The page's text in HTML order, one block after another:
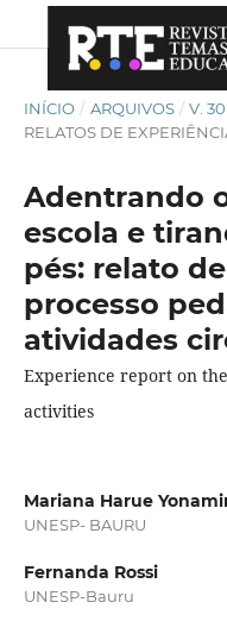
INÍCIO / ARQUIVOS / V.
RELATOS DE
Adentrando
escola e
pés: relato
processo
atividades
Experience report on
activities
Mariana Harue
UNESP- BAURU
Fernanda Rossi
UNESP-Bauru